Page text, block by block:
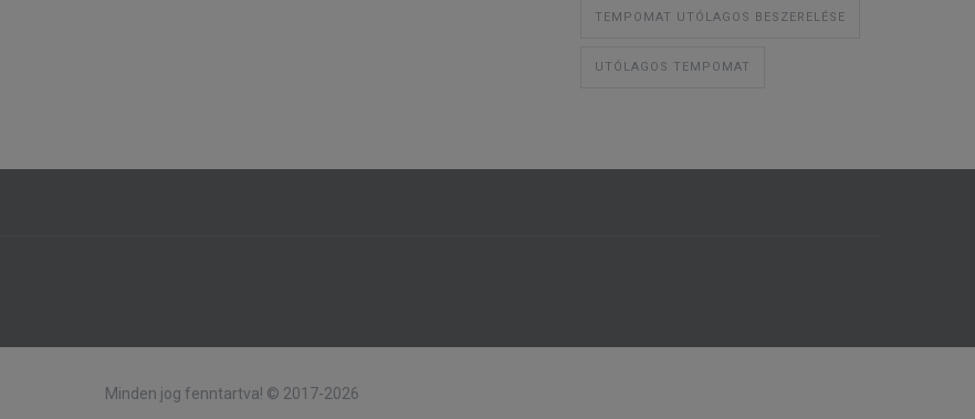
TEMPOMAT UTÓLAGOS BESZERELÉSE
UTÓLAGOS TEMPOMAT
Minden jog fenntartva! © 2017-2026